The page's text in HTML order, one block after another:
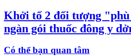
Khởi tố 2 đối tượng
ngàn gói thuốc đông y
Có thể bạn quan tâm